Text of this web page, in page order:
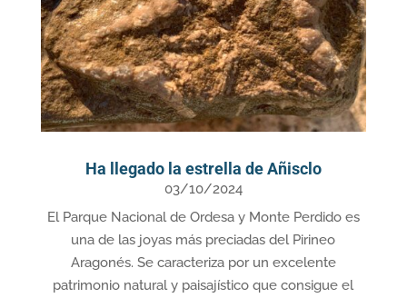
Ha llegado la estrella de Añisclo
03/10/2024
El Parque Nacional de Ordesa y Monte Perdido es
una de las joyas más preciadas del Pirineo
Aragonés. Se caracteriza por un excelente
patrimonio natural y paisajístico que consigue el